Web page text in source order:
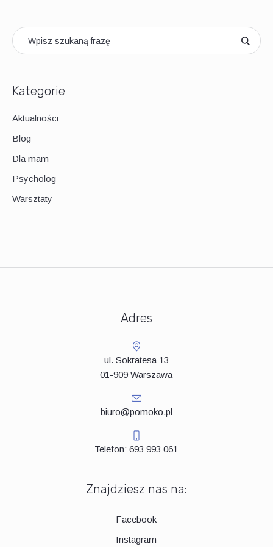
Kategorie
Aktualności
Blog
Dla mam
Psycholog
Warsztaty
Adres
ul. Sokratesa 13
01-909 Warszawa
biuro@pomoko.pl
Telefon: 693 993 061
Znajdziesz nas na:
Facebook
Instagram